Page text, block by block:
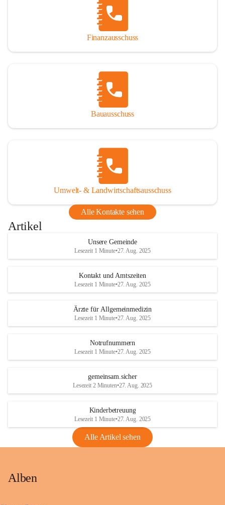
Finanzausschuss
Bauausschuss
Umwelt- & Landwirtschaftsausschuss
Alle Kontakte sehen
Artikel
Unsere Gemeinde
Lesezeit 1 Minute•27. Aug. 2025
Kontakt und Amtszeiten
Lesezeit 1 Minute•27. Aug. 2025
Ärzte für Allgemeinmedizin
Lesezeit 1 Minute•27. Aug. 2025
Notrufnummern
Lesezeit 1 Minute•27. Aug. 2025
gemeinsam.sicher
Lesezeit 2 Minuten•27. Aug. 2025
Kinderbetreuung
Lesezeit 1 Minute•27. Aug. 2025
Alle Artikel sehen
Alben